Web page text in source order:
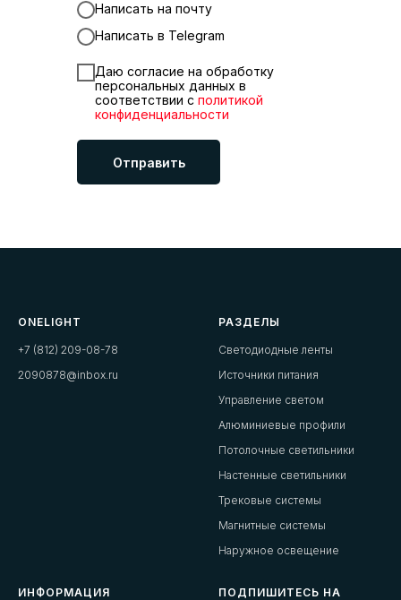
Написать на почту
Написать в Telegram
Даю согласие на обработку
персональных данных в
соответствии с политикой
конфиденциальности
Отправить
ONELIGHT
+7 (812) 209-08-78
2090878@inbox.ru
РАЗДЕЛЫ
Светодиодные ленты
Источники питания
Управление светом
Алюминиевые профили
Потолочные светильники
Настенные светильники
Трековые системы
Магнитные системы
Наружное освещение
ИНФОРМАЦИЯ
ПОДПИШИТЕСЬ НА